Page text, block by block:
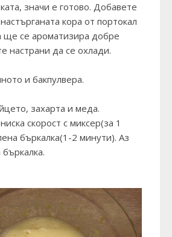
значи е готово. Добавете
кора от портокал
ще се ароматизира добре
настрани да се охлади.
и бакпулвера.
захарта и меда.
скорост с миксер(за 1
бъркалка(1-2 минути). Аз